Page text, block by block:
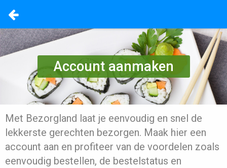
Account aanmaken
Met Bezorgland laat je eenvoudig en snel de
lekkerste gerechten bezorgen. Maak hier een
account aan en profiteer van de voordelen zoals
eenvoudig bestellen, de bestelstatus en